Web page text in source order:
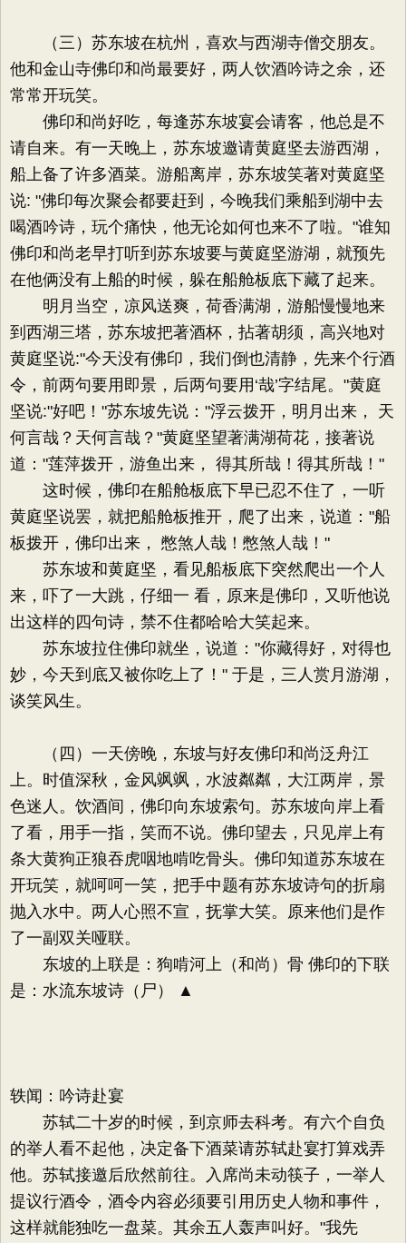
（三）苏东坡在杭州，喜欢与西湖寺僧交朋友。
他和金山寺佛印和尚最要好，两人饮酒吟诗之余，还
常常开玩笑。
佛印和尚好吃，每逢苏东坡宴会请客，他总是不
请自来。有一天晚上，苏东坡邀请黄庭坚去游西湖，
船上备了许多酒菜。游船离岸，苏东坡笑著对黄庭坚
说: "佛印每次聚会都要赶到，今晚我们乘船到湖中去
喝酒吟诗，玩个痛快，他无论如何也来不了啦。"谁知
佛印和尚老早打听到苏东坡要与黄庭坚游湖，就预先
在他俩没有上船的时候，躲在船舱板底下藏了起来。
明月当空，凉风送爽，荷香满湖，游船慢慢地来
到西湖三塔，苏东坡把著酒杯，拈著胡须，高兴地对
黄庭坚说:"今天没有佛印，我们倒也清静，先来个行酒
令，前两句要用即景，后两句要用‘哉’字结尾。"黄庭
坚说:"好吧！"苏东坡先说："浮云拨开，明月出来， 天
何言哉？天何言哉？"黄庭坚望著满湖荷花，接著说
道："莲萍拨开，游鱼出来， 得其所哉！得其所哉！"
这时候，佛印在船舱板底下早已忍不住了，一听
黄庭坚说罢，就把船舱板推开，爬了出来，说道："船
板拨开，佛印出来， 憋煞人哉！憋煞人哉！"
苏东坡和黄庭坚，看见船板底下突然爬出一个人
来，吓了一大跳，仔细一 看，原来是佛印，又听他说
出这样的四句诗，禁不住都哈哈大笑起来。
苏东坡拉住佛印就坐，说道："你藏得好，对得也
妙，今天到底又被你吃上了！" 于是，三人赏月游湖，
谈笑风生。
（四）一天傍晚，东坡与好友佛印和尚泛舟江
上。时值深秋，金风飒飒，水波粼粼，大江两岸，景
色迷人。饮酒间，佛印向东坡索句。苏东坡向岸上看
了看，用手一指，笑而不说。佛印望去，只见岸上有
条大黄狗正狼吞虎咽地啃吃骨头。佛印知道苏东坡在
开玩笑，就呵呵一笑，把手中题有苏东坡诗句的折扇
抛入水中。两人心照不宣，抚掌大笑。原来他们是作
了一副双关哑联。
东坡的上联是：狗啃河上（和尚）骨 佛印的下联
是：水流东坡诗（尸） ▲
轶闻：吟诗赴宴
苏轼二十岁的时候，到京师去科考。有六个自负
的举人看不起他，决定备下酒菜请苏轼赴宴打算戏弄
他。苏轼接邀后欣然前往。入席尚未动筷子，一举人
提议行酒令，酒令内容必须要引用历史人物和事件，
这样就能独吃一盘菜。其余五人轰声叫好。"我先